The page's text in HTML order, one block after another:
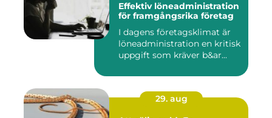
Effektiv löneadministration
för framgångsrika företag
I dagens företagsklimat är
löneadministration en kritisk
uppgift som kräver b&ar...
29. aug